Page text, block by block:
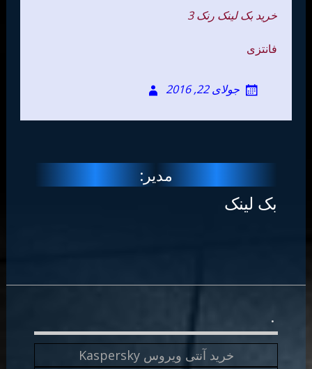
خرید بک لینک رنک 3
فانتزی
جولای 22, 2016
مدیر:
بک لینک
.
خرید آنتی ویروس Kaspersky